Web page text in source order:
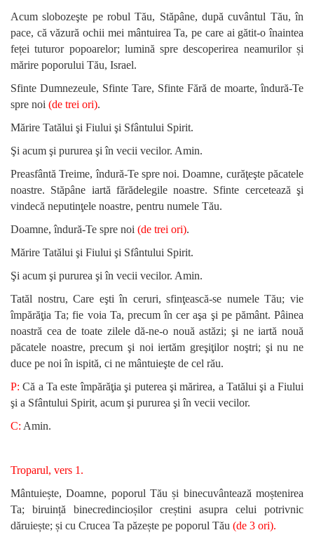
Acum slobozeşte pe robul Tău, Stăpâne, după cuvântul Tău, în
pace, că văzură ochii mei mântuirea Ta, pe care ai gătit-o înaintea
feței tuturor popoarelor; lumină spre descoperirea neamurilor și
mărire poporului Tău, Israel.
Sfinte Dumnezeule, Sfinte Tare, Sfinte Fără de moarte, îndură-Te
spre noi (de trei ori).
Mărire Tatălui şi Fiului şi Sfântului Spirit.
Şi acum şi pururea şi în vecii vecilor. Amin.
Preasfântă Treime, îndură-Te spre noi. Doamne, curăţeşte păcatele
noastre. Stăpâne iartă fărădelegile noastre. Sfinte cercetează şi
vindecă neputinţele noastre, pentru numele Tău.
Doamne, îndură-Te spre noi (de trei ori).
Mărire Tatălui şi Fiului şi Sfântului Spirit.
Şi acum şi pururea şi în vecii vecilor. Amin.
Tatăl nostru, Care eşti în ceruri, sfinţească-se numele Tău; vie
împărăţia Ta; fie voia Ta, precum în cer aşa şi pe pământ. Pâinea
noastră cea de toate zilele dă-ne-o nouă astăzi; şi ne iartă nouă
păcatele noastre, precum şi noi iertăm greşiţilor noştri; şi nu ne
duce pe noi în ispită, ci ne mântuieşte de cel rău.
P:Că a Ta este împărăţia şi puterea şi mărirea, a Tatălui şi a Fiului
şi a Sfântului Spirit, acum şi pururea şi în vecii vecilor.
C: Amin.
Troparul, vers 1.
Mântuiește, Doamne, poporul Tău și binecuvântează moștenirea
Ta; biruință binecredincioșilor creștini asupra celui potrivnic
dăruiește; și cu Crucea Ta păzește pe poporul Tău (de 3 ori).